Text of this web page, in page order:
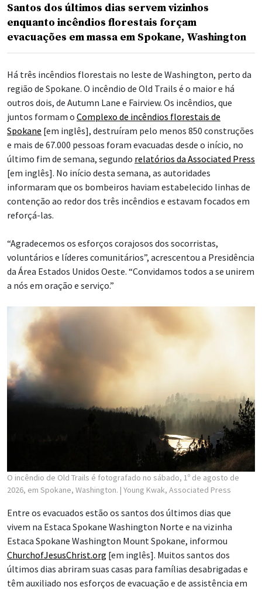
Santos dos últimos dias servem vizinhos
enquanto incêndios florestais forçam
evacuações em massa em Spokane, Washington
Há três incêndios florestais no leste de Washington, perto da
região de Spokane. O incêndio de Old Trails é o maior e há
outros dois, de Autumn Lane e Fairview. Os incêndios, que
juntos formam o Complexo de incêndios florestais de
Spokane [em inglês], destruíram pelo menos 850 construções
e mais de 67.000 pessoas foram evacuadas desde o início, no
último fim de semana, segundo relatórios da Associated Press
[em inglês]. No início desta semana, as autoridades
informaram que os bombeiros haviam estabelecido linhas de
contenção ao redor dos três incêndios e estavam focados em
reforçá-las.
“Agradecemos os esforços corajosos dos socorristas,
voluntários e líderes comunitários”, acrescentou a Presidência
da Área Estados Unidos Oeste. “Convidamos todos a se unirem
a nós em oração e serviço.”
O incêndio de Old Trails é fotografado no sábado, 1º de agosto de
2026, em Spokane, Washington. | Young Kwak, Associated Press
Entre os evacuados estão os santos dos últimos dias que
vivem na Estaca Spokane Washington Norte e na vizinha
Estaca Spokane Washington Mount Spokane, informou
ChurchofJesusChrist.org [em inglês]. Muitos santos dos
últimos dias abriram suas casas para famílias desabrigadas e
têm auxiliado nos esforços de evacuação e de assistência em